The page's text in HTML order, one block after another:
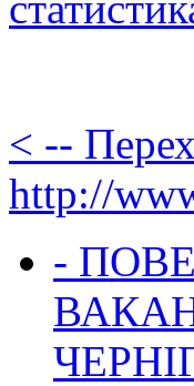
< --
http://
-